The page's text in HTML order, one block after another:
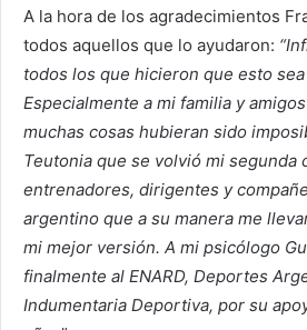
A la hora de los agradecimientos
todos aquellos que lo ayudaron:
todos los que hicieron que esto
Especialmente a mi familia y
muchas cosas hubieran sido
Teutonia que se volvió mi segunda
entrenadores, dirigentes y
argentino que a su manera me
mi mejor versión. A mi psicólogo
finalmente al ENARD, Deportes
Indumentaria Deportiva, por su